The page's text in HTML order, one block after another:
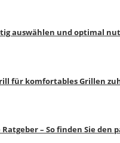
auswählen und optimal
für komfortables Grillen
– So finden Sie den